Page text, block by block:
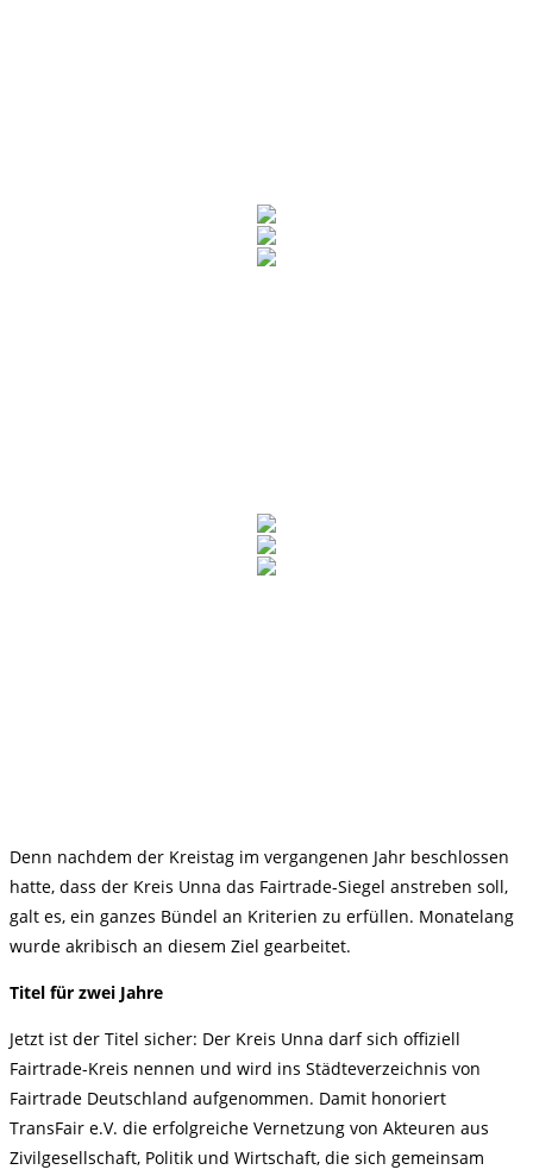
Denn nachdem der Kreistag im vergangenen Jahr beschlossen
hatte, dass der Kreis Unna das Fairtrade-Siegel anstreben soll,
galt es, ein ganzes Bündel an Kriterien zu erfüllen. Monatelang
wurde akribisch an diesem Ziel gearbeitet.
Titel für zwei Jahre
Jetzt ist der Titel sicher: Der Kreis Unna darf sich offiziell
Fairtrade-Kreis nennen und wird ins Städteverzeichnis von
Fairtrade Deutschland aufgenommen. Damit honoriert
TransFair e.V. die erfolgreiche Vernetzung von Akteuren aus
Zivilgesellschaft, Politik und Wirtschaft, die sich gemeinsam